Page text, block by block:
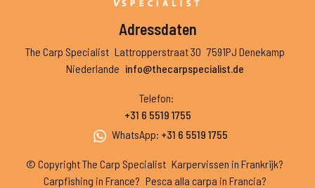
Adressdaten
The Carp Specialist Lattropperstraat 30 7591PJ Denekamp
Niederlande info@thecarpspecialist.de
Telefon:
+31 6 5519 1755
WhatsApp: +31 6 5519 1755
© Copyright The Carp Specialist Karpervissen in Frankrijk?
Carpfishing in France? Pesca alla carpa in Francia?